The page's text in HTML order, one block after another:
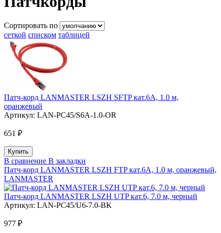
Сортировать по
сеткой списком таблицей
Патч-корд LANMASTER LSZH SFTP кат.6A, 1.0 м,
оранжевый
Артикул: LAN-PC45/S6A-1.0-OR
651 ₽
В сравнение В закладки
Патч-корд LANMASTER LSZH FTP кат.6A, 1.0 м, оранжевый,
LANMASTER
Патч-корд LANMASTER LSZH UTP кат.6, 7.0 м, черный
Артикул: LAN-PC45/U6-7.0-BK
977 ₽